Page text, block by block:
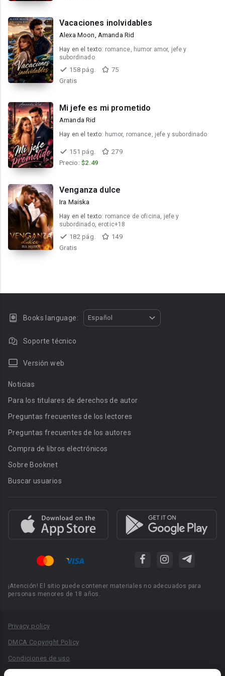
Vacaciones inolvidables
Alexa Moon, Amanda Rid
Hay en el texto: romance, humor amor, jefe y
subordinado
158 pág.
75
Gratis
Mi jefe es mi prometido
Amanda Rid
Hay en el texto: humor, romance, jefe y subordinado
151 pág.
279
Precio: $2.49
Venganza dulce
Ira Maiska
Hay en el texto: romance de oficina, jefe y
subordinado, erotic+18
182 pág.
149
Gratis
Books language: Español
Soporte técnico
Versión web
Noticias
Para los titulares de derechos de autor
Preguntas frecuentes de los lectores
Preguntas frecuentes de los autores
Compra de libros electrónicos
Sobre Booknet
Buscar usuarios
¡Atención! El sitio puede contener materiales no adecuados para
personas menores de 18 años.
Privacy policy
DMCA Copyright Policy
Condiciones de uso